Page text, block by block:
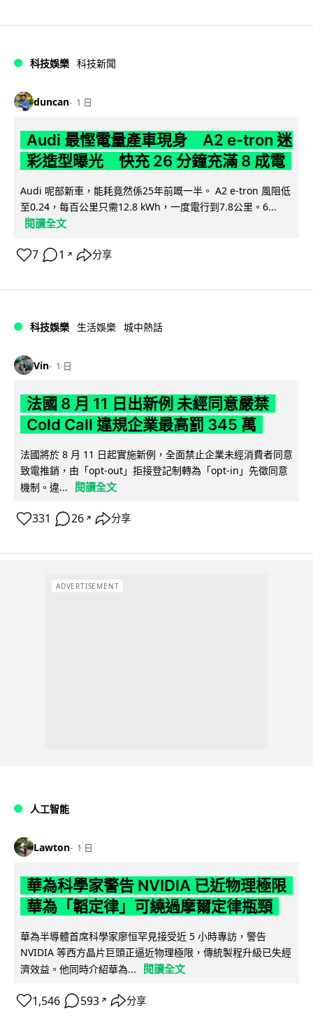
科技娛樂 科技新聞
duncan 1 日
Audi 最慳電量產車現身 A2 e-tron 迷
彩造型曝光 快充 26 分鐘充滿 8 成電
Audi 呢部新車，能耗竟然係25年前嘅一半。 A2 e-tron 風阻低
至0.24，每百公里只需12.8 kWh，一度電行到7.8公里。6...
閱讀全文
7 1 ↗ 分享
科技娛樂 生活娛樂 城中熱話
Vin 1 日
法國 8 月 11 日出新例 未經同意嚴禁
Cold Call 違規企業最高罰 345 萬
法國將於 8 月 11 日起實施新例，全面禁止企業未經消費者同意
致電推銷，由「opt-out」拒接登記制轉為「opt-in」先徵同意
機制。違...
閱讀全文
331 26 ↗ 分享
ADVERTISEMENT
人工智能
Lawton 1 日
華為科學家警告 NVIDIA 已近物理極限
華為「韜定律」可繞過摩爾定律瓶頸
華為半導體首席科學家廖恒罕見接受近 5 小時專訪，警告
NVIDIA 等西方晶片巨頭正逼近物理極限，傳統製程升級已失經
濟效益。他同時介紹華為...
閱讀全文
1,546 593 ↗ 分享